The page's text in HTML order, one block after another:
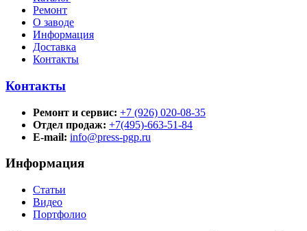
Ремонт
О заводе
Информация
Доставка
Контакты
Контакты
Ремонт и сервис: +7 (926) 020-08-35
Отдел продаж: +7(495)-663-51-84
E-mail: info@press-pgp.ru
Информация
Статьи
Видео
Портфолио